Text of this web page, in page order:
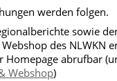
werden folgen.
sowie
des NLWKN
Homepage abrufbar
Webshop)